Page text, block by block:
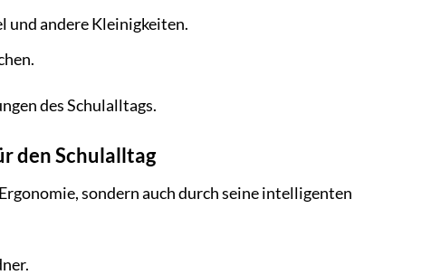
und andere Kleinigkeiten.
des Schulalltags.
den Schulalltag
sondern auch durch seine intelligenten